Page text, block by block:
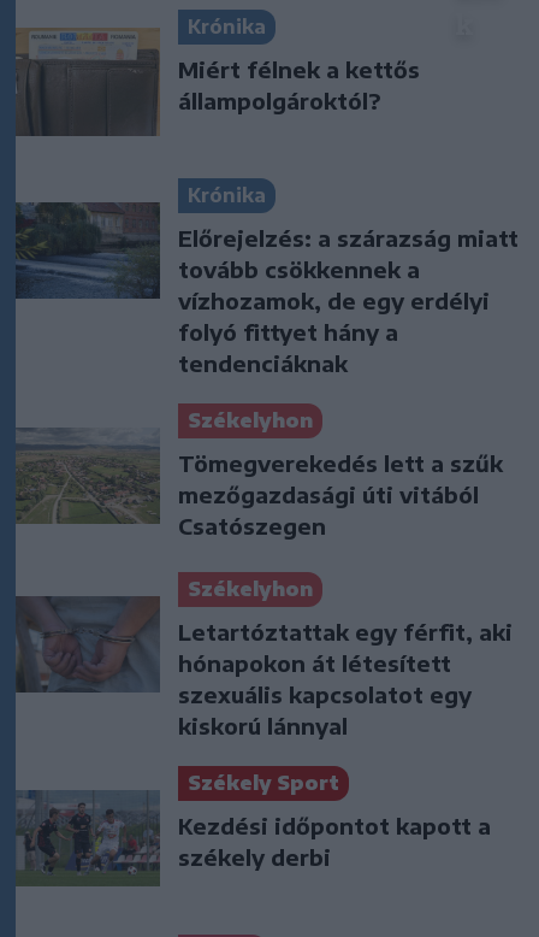
Krónika
Miért félnek a kettős
állampolgároktól?
Krónika
Előrejelzés: a szárazság miatt
tovább csökkennek a
vízhozamok, de egy erdélyi
folyó fittyet hány a
tendenciáknak
Székelyhon
Tömegverekedés lett a szűk
mezőgazdasági úti vitából
Csatószegen
Székelyhon
Letartóztattak egy férfit, aki
hónapokon át létesített
szexuális kapcsolatot egy
kiskorú lánnyal
Székely Sport
Kezdési időpontot kapott a
székely derbi